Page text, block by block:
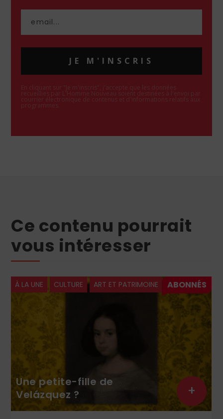
JE M'INSCRIS
En cliquant sur "Je m'inscris", j'accepte que les données
recueillies par L'Homme Nouveau soient destinées à l'envoi par
courrier électronique de contenus et d'informations relatifs aux
programmes.
Ce contenu pourrait
vous intéresser
À LA UNE CULTURE ART ET PATRIMOINE
Une petite-fille de
Velázquez ?
+